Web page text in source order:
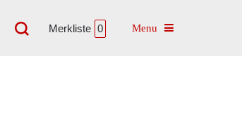
Merkliste 0 Toggle navigation